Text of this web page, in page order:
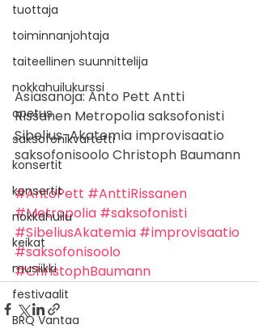
tuottaja
toiminnanjohtaja
taiteellinen suunnittelija
nokkahuilukurssi
opetus
saksofonikvartetti
konsertit
konsertit
nokkahuilu
keikat
musiikki
festivaalit
BRQ Vantaa
Asiasanoja: Anto Pett Antti
Rissanen Metropolia saksofonisti
Sibelius-Akatemia improvisaatio
saksofonisoolo Christoph Baumann
#AntoPett #AnttiRissanen
#Metropolia #saksofonisti
#SibeliusAkatemia #improvisaatio
#saksofonisoolo
#ChristophBaumann